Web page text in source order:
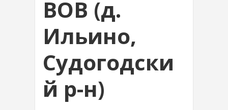
ВОВ (д.
Ильино,
Судогодски
й р-н)